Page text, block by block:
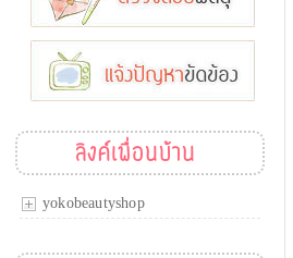
ลิงค์เพื่อนบ้าน
yokobeautyshop